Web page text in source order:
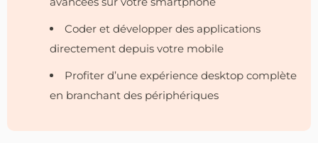
Coder et développer des applications
directement depuis votre mobile
Profiter d’une expérience desktop complète
en branchant des périphériques